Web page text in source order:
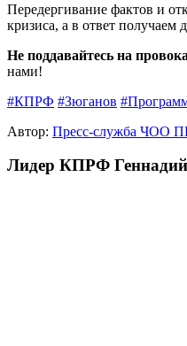
Передергивание фактов и
кризиса, а в ответ
Не поддавайтесь на
нами!
#КПРФ #Зюганов
Автор: Пресс-служба ЧОО
Лидер КПРФ